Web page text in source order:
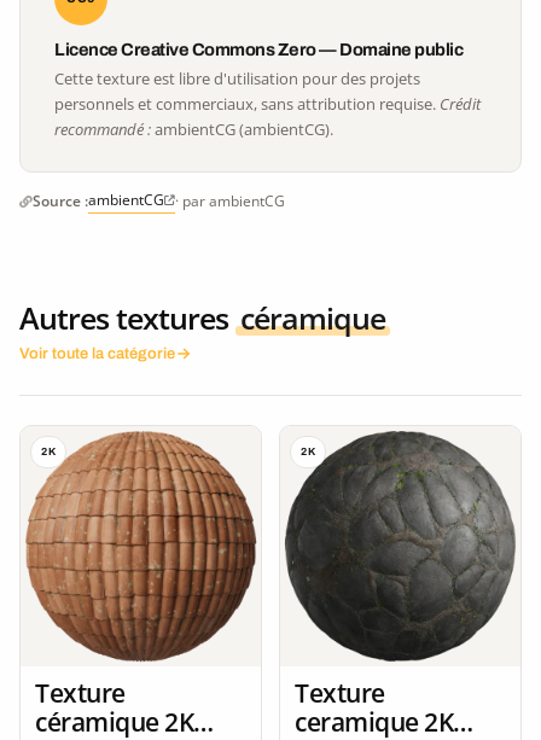
Licence Creative Commons Zero — Domaine public
Cette texture est libre d'utilisation pour des projets
personnels et commerciaux, sans attribution requise. Crédit
recommandé :ambientCG (ambientCG).
Source :ambientCG · par ambientCG
Autres textures céramique
Voir toute la catégorie
2K
Texture
céramique 2K
2K
Texture
ceramique 2K